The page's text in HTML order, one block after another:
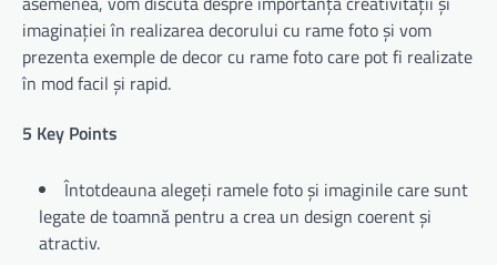
imaginației în realizarea decorului cu rame foto și vom
prezenta exemple de decor cu rame foto care pot fi realizate
în mod facil și rapid.
5 Key Points
Întotdeauna alegeți ramele foto și imaginile care sunt
legate de toamnă pentru a crea un design coerent și
atractiv.